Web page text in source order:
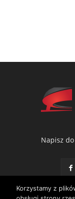
Napisz
Korzystamy z